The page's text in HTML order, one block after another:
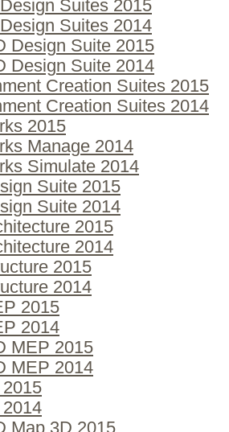
Suites 2015
Suites 2014
Design Suite 2015
Design Suite 2014
Creation Suites 2015
Creation Suites 2014
2015
Manage 2014
Simulate 2014
Suite 2015
Suite 2014
2015
2014
2015
2014
2015
2014
MEP 2015
MEP 2014
Map 3D 2015